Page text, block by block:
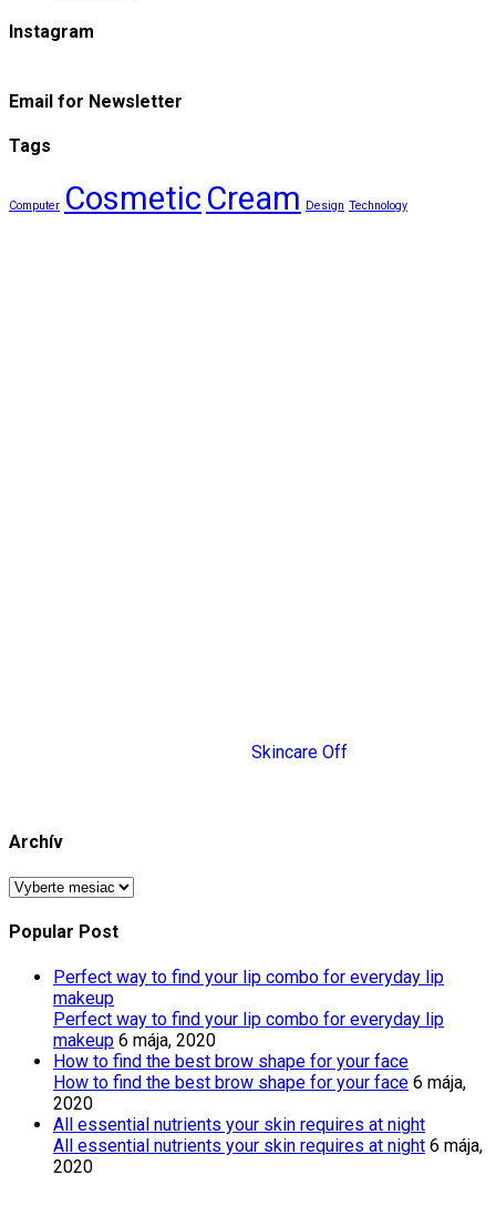
Instagram
Email for Newsletter
Tags
Computer Cosmetic Cream Design Technology
Skincare Off
Archív
Popular Post
Perfect way to find your lip combo for everyday lip
makeup
Perfect way to find your lip combo for everyday lip
makeup 6 mája, 2020
How to find the best brow shape for your face
How to find the best brow shape for your face 6 mája,
2020
All essential nutrients your skin requires at night
All essential nutrients your skin requires at night 6 mája,
2020